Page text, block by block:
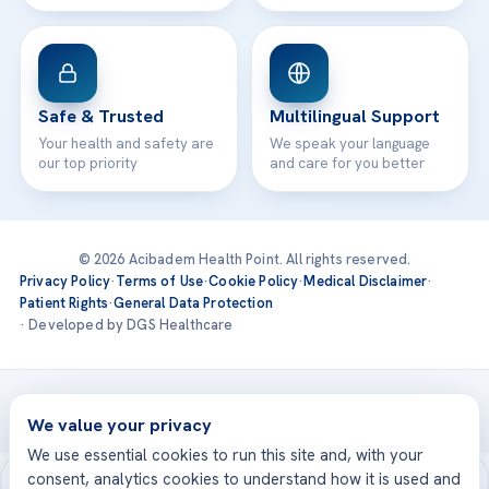
Safe & Trusted
Your health and safety are
our top priority
Multilingual Support
We speak your language
and care for you better
© 2026 Acibadem Health Point. All rights reserved.
Privacy Policy·Terms of Use·Cookie Policy·Medical Disclaimer·
Patient Rights·General Data Protection
· Developed by DGS Healthcare
Treatments are delivered at our JCI-accredited hospitals —
Acıbadem International
We value your privacy
We use essential cookies to run this site and, with your
consent, analytics cookies to understand how it is used and